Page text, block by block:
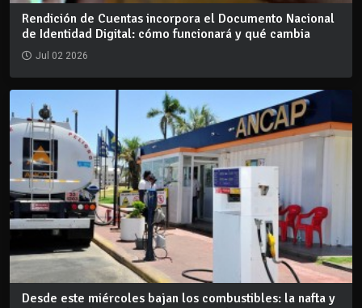
Rendición de Cuentas incorpora el Documento Nacional
de Identidad Digital: cómo funcionará y qué cambia
Jul 02 2026
Desde este miércoles bajan los combustibles: la nafta y